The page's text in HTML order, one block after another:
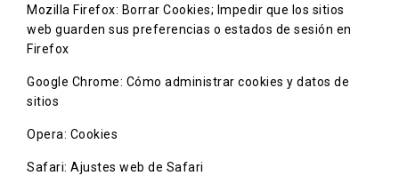
Mozilla Firefox: Borrar Cookies; Impedir que los sitios
web guarden sus preferencias o estados de sesión en
Firefox
Google Chrome: Cómo administrar cookies y datos de
sitios
Opera: Cookies
Safari: Ajustes web de Safari